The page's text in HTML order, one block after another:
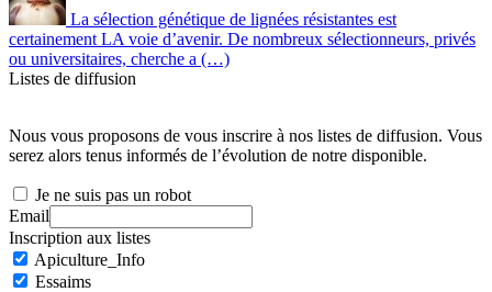
La sélection génétique de lignées résistantes est
certainement LA voie d’avenir. De nombreux sélectionneurs, privés
ou universitaires, cherche a (…)
Listes de diffusion
Nous vous proposons de vous inscrire à nos listes de diffusion. Vous
serez alors tenus informés de l’évolution de notre disponible.
Je ne suis pas un robot
Email
Inscription aux listes
Apiculture_Info
Essaims